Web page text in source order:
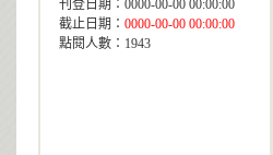
刊登日期：0000-00-00 00:00:00
截止日期： 0000-00-00 00:00:00
點閱人數：1943